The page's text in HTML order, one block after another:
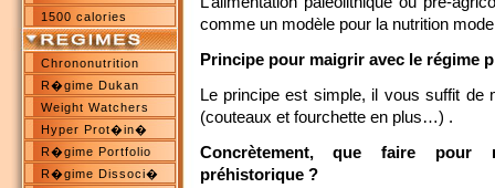
1500 calories
Chrononutrition
R�gime Dukan
Weight Watchers
Hyper Prot�in�
R�gime Portfolio
R�gime Dissoci�
comme un modèle pour la nutrition
Principe pour maigrir avec le régime
Le principe est simple, il vous suffit de
(couteaux et fourchette en plus…) .
Concrètement, que faire pour
préhistorique ?